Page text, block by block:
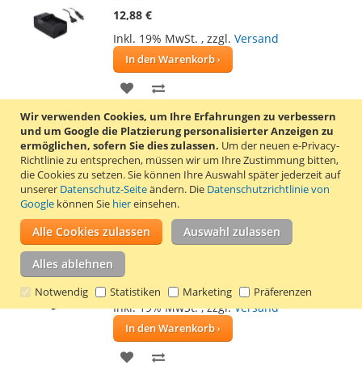
Wir verwenden Cookies, um Ihre Erfahrungen zu verbessern
und um Google die Platzierung personalisierter Anzeigen zu
ermöglichen, sofern Sie dies zulassen. Um der neuen e-Privacy-
Richtlinie zu entsprechen, müssen wir um Ihre Zustimmung bitten,
die Cookies zu setzen.Sie können Ihre Auswahl später jederzeit auf
unserer Datenschutz-Seiteändern. Die Datenschutzrichtlinie von
Google können Sie hiereinsehen.
Alle Cookies zulassen Auswahl zulassen
Alles ablehnen
Notwendig Statistiken Marketing Präferenzen
12,88 €
Inkl. 19% MwSt. , zzgl. Versand
In den Warenkorb
ZUR
WUNSCHLISTE
HINZUFÜGEN
VERGLEICHSLISTE
HINZUFÜGEN
Dieses Ladegerät der deutschen
Qualitätsmarke Patona ist geeignet für
Kameraakkus Nikon EN-EL11, Casio NP-150,
Pentax D-Li78 / D-Li92, Ricoh DB-80, Sanyo
DB-L70, Olympus LI-50B / LI-90B und Sony
NP-BK1 / NP-FK1 / NP-BY1.
Nikon EN-EL11 Dual-USB-Ladegerät
(Patona)
14,51 €
Inkl. 19% MwSt., zzgl.Versand
In den Warenkorb
ZUR